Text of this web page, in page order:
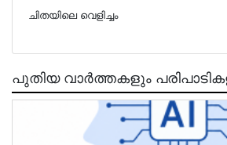
ചിതയിലെ വെളിച്ചം
പുതിയ വാർത്തകളും